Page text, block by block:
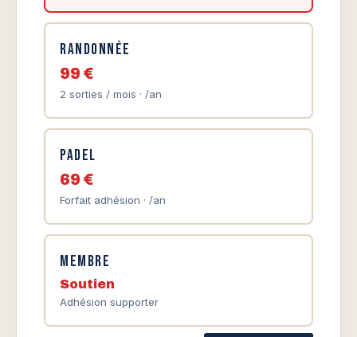
Randonnée
99 €
2 sorties / mois · /an
Padel
69 €
Forfait adhésion · /an
Membre
Soutien
Adhésion supporter